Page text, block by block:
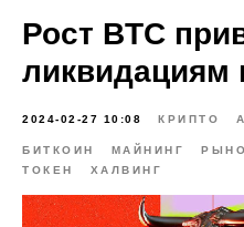
Рост BTC
ликвидациям
2024-02-27 10:08 КРИПТО
БИТКОИН МАЙНИНГ
ТОКЕН
ХАЛВИНГ